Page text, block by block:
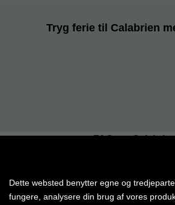
Tryg ferie til Calabrien
FAQ om
Dette websted benytter egne og
fungere, analysere din brug af vores